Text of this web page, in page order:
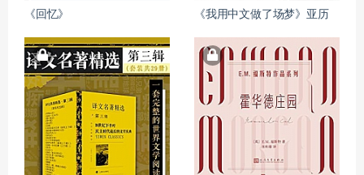
《回忆》 《我用中文做了场梦》亚历